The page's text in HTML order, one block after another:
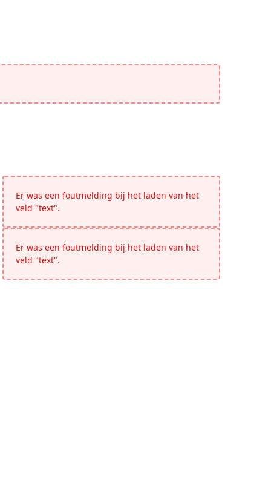
Er was een foutmelding bij het laden van het
veld "text".
Er was een foutmelding bij het laden van het
veld "text".